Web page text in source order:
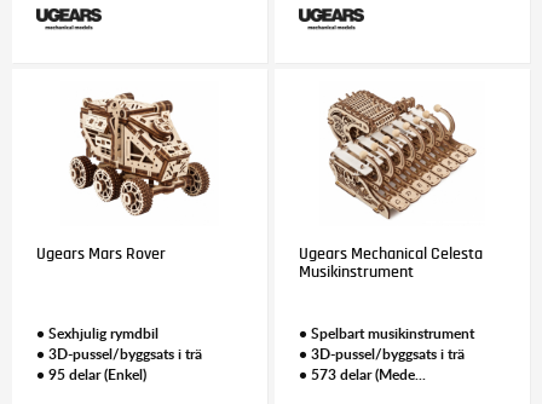
Ugears Mars Rover
• Sexhjulig rymdbil
• 3D-pussel/byggsats i trä
• 95 delar (Enkel)
Ugears Mechanical Celesta
Musikinstrument
• Spelbart musikinstrument
• 3D-pussel/byggsats i trä
• 573 delar (Mede...